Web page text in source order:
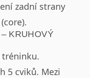
zadní strany
KRUHOVÝ
tréninku.
5 cviků. Mezi